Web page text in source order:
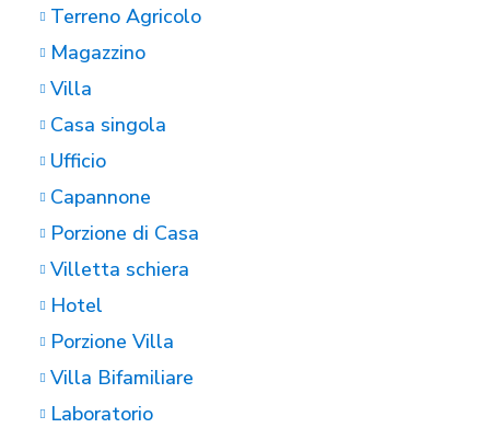
Terreno Agricolo
Magazzino
Villa
Casa singola
Ufficio
Capannone
Porzione di Casa
Villetta schiera
Hotel
Porzione Villa
Villa Bifamiliare
Laboratorio